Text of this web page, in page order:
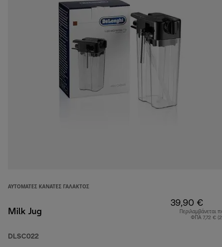
ΑΥΤΌΜΑΤΕΣ ΚΑΝΆΤΕΣ ΓΆΛΑΚΤΟΣ
Milk Jug
DLSC022
39,90 €
Περιλαμβάνεται
ΦΠΑ 7,72 €